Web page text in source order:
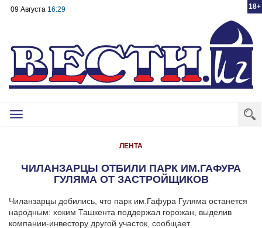
18+
09 Августа 16:29
Toggle
ЛЕНТА
ЧИЛАНЗАРЦЫ ОТБИЛИ ПАРК ИМ.ГАФУРА
ГУЛЯМА ОТ ЗАСТРОЙЩИКОВ
Чиланзарцы добились, что парк им.Гафура Гуляма останется
народным: хоким Ташкента поддержал горожан, выделив
компании-инвестору другой участок, сообщает